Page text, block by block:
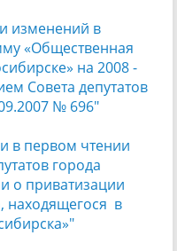
изменений в
«Общественная
на 2008 -
Совета депутатов
№ 696"
в первом чтении
города
о приватизации
находящегося в